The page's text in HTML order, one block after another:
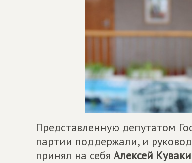
Представленную депутатом
партии поддержали, и
принял на себя Алексей